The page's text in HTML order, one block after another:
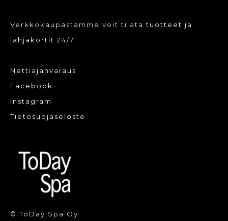
Verkkokaupastamme voit tilatatuotteet ja
lahjakortit 24/7
Nettiajanvaraus
Facebook
Instagram
Tietosuojaseloste
© ToDay Spa Oy.